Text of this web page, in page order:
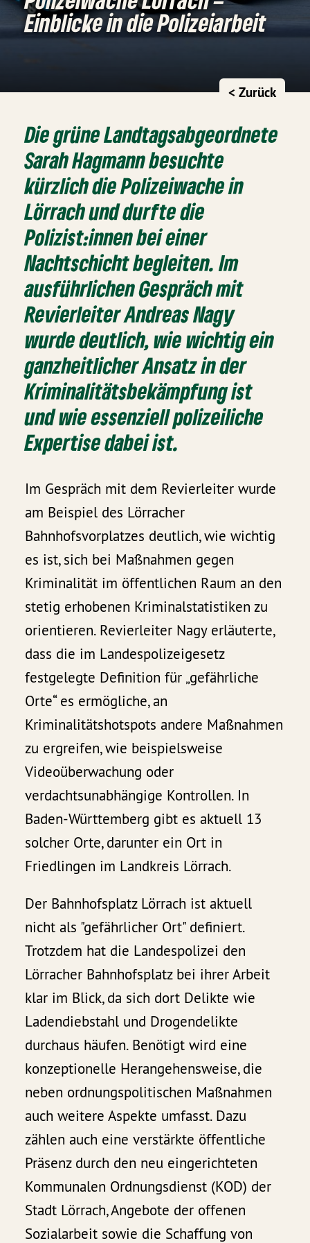
Einblicke in die Polizeiarbeit
< Zurück
Die grüne Landtagsabgeordnete
Sarah Hagmann besuchte
kürzlich die Polizeiwache in
Lörrach und durfte die
Polizist:innen bei einer
Nachtschicht begleiten. Im
ausführlichen Gespräch mit
Revierleiter Andreas Nagy
wurde deutlich, wie wichtig ein
ganzheitlicher Ansatz in der
Kriminalitätsbekämpfung ist
und wie essenziell polizeiliche
Expertise dabei ist.
Im Gespräch mit dem Revierleiter wurde
am Beispiel des Lörracher
Bahnhofsvorplatzes deutlich, wie wichtig
es ist, sich bei Maßnahmen gegen
Kriminalität im öffentlichen Raum an den
stetig erhobenen Kriminalstatistiken zu
orientieren. Revierleiter Nagy erläuterte,
dass die im Landespolizeigesetz
festgelegte Definition für „gefährliche
Orte“ es ermögliche, an
Kriminalitätshotspots andere Maßnahmen
zu ergreifen, wie beispielsweise
Videoüberwachung oder
verdachtsunabhängige Kontrollen. In
Baden-Württemberg gibt es aktuell 13
solcher Orte, darunter ein Ort in
Friedlingen im Landkreis Lörrach.
Der Bahnhofsplatz Lörrach ist aktuell
nicht als "gefährlicher Ort" definiert.
Trotzdem hat die Landespolizei den
Lörracher Bahnhofsplatz bei ihrer Arbeit
klar im Blick, da sich dort Delikte wie
Ladendiebstahl und Drogendelikte
durchaus häufen. Benötigt wird eine
konzeptionelle Herangehensweise, die
neben ordnungspolitischen Maßnahmen
auch weitere Aspekte umfasst. Dazu
zählen auch eine verstärkte öffentliche
Präsenz durch den neu eingerichteten
Kommunalen Ordnungsdienst (KOD) der
Stadt Lörrach, Angebote der offenen
Sozialarbeit sowie die Schaffung von